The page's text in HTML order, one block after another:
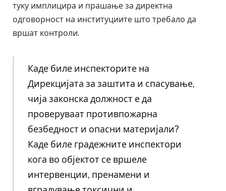
туку имплицира и прашање за директна
одговорност на институциите што требало да
вршат контроли.
Каде биле инспекторите на
Дирекцијата за заштита и спасување,
чија законска должност е да
проверуваат противпожарна
безбедност и опасни материјали?
Каде биле градежните инспектори
кога во објектот се вршеле
интервенции, пренамени и